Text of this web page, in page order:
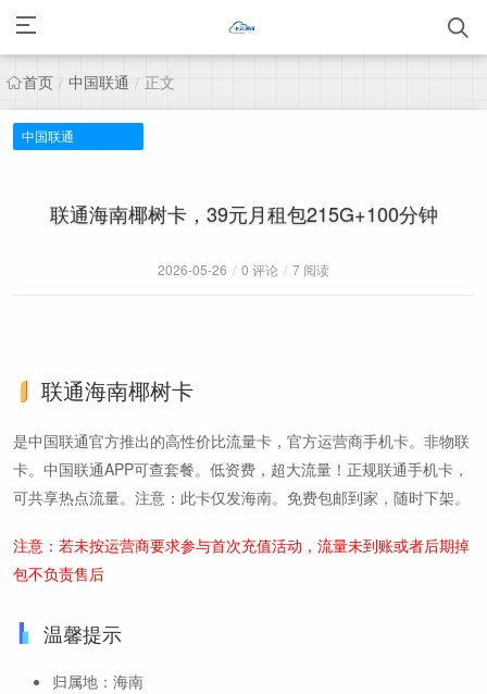
首页 / 中国联通 / 正文
中国联通
联通海南椰树卡，39元月租包215G+100分钟
2026-05-26 / 0 评论 / 7 阅读
联通海南椰树卡
是中国联通官方推出的高性价比流量卡，官方运营商手机卡。非物联
卡。中国联通APP可查套餐。低资费，超大流量！正规联通手机卡，
可共享热点流量。注意：此卡仅发海南。免费包邮到家，随时下架。
注意：若未按运营商要求参与首次充值活动，流量未到账或者后期掉
包不负责售后
温馨提示
归属地：海南